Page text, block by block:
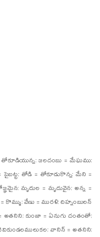
జలదంబు = మేఘము;
పైబట్ట; తోడి = తోకూడుకొన్న; మేని =
మృదుల = మృదువైన; అన్న =
= కొమ్ము; వేణు = మురళి; చిహ్నంబులన్
అతనిని; కుంజా = ఏనుగు దంతంతో;
వానిన్ = అతనిని;